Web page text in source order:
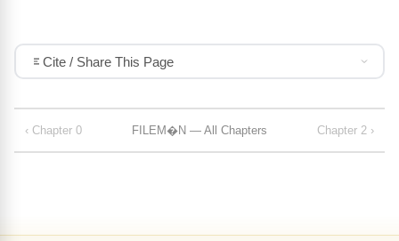
Cite / Share This Page
‹ Chapter 0 FILEM�N — All Chapters Chapter 2 ›